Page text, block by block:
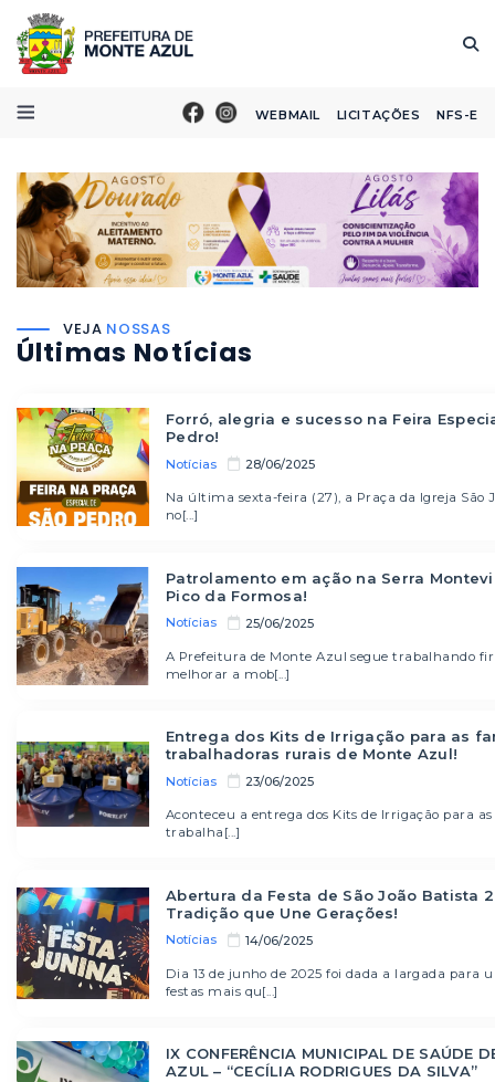
WEBMAIL LICITAÇÕES NFS-E
VEJA NOSSAS
Últimas Notícias
Notícias 28/06/2025
Forró, alegria e sucesso na Feira
Pedro!
Na última sexta-feira (27), a Praça da Igreja São
no[...]
Notícias 25/06/2025
Patrolamento em ação na Serra
Pico da Formosa!
A Prefeitura de Monte Azul segue trabalhando
melhorar a mob[...]
Notícias 23/06/2025
Entrega dos Kits de Irrigação para as
trabalhadoras rurais de Monte Azul!
Aconteceu a entrega dos Kits de Irrigação para
trabalha[...]
Notícias 14/06/2025
Abertura da Festa de São João Batista
Tradição que Une Gerações!
Dia 13 de junho de 2025 foi dada a largada para
festas mais qu[...]
IX CONFERÊNCIA MUNICIPAL DE SAÚDE
AZUL – “CECÍLIA RODRIGUES DA SILVA”